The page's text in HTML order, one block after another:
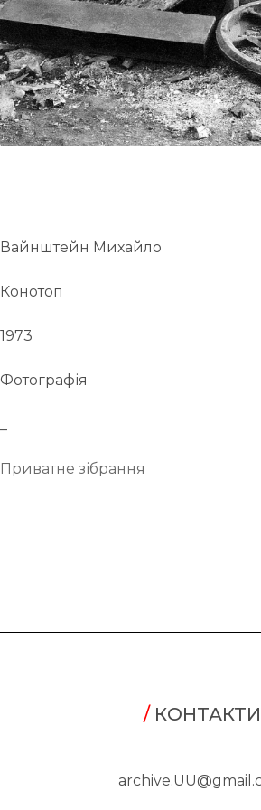
UA
ENG
Вайнштейн Михайло
Конотоп
1973
Фотографія
Приватне зібрання
/КОНТАКТИ